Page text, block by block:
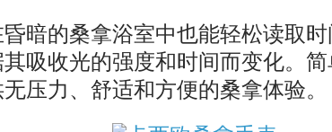
暗的桑拿浴室中也能轻松读取时
吸收光的强度和时间而变化。
压力、舒适和方便的桑拿体验。